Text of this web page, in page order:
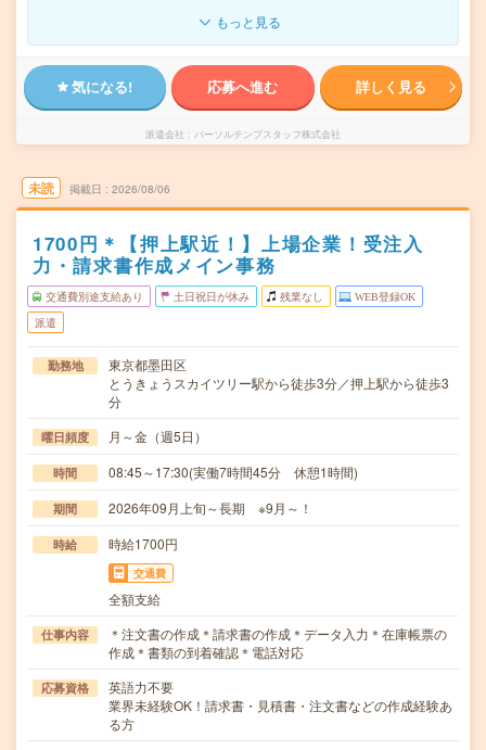
もっと見る
気になる! 応募へ進む 詳しく見る
派遣会社 パーソルテンプスタッフ株式会社
未読 掲載日 2026/08/06
1700円＊【押上駅近！】上場企業！受注入
力・請求書作成メイン事務
交通費別途支給あり 土日祝日が休み 残業なし WEB登録OK
派遣
勤務地
東京都墨田区
とうきょうスカイツリー駅から徒歩3分／押上駅から徒歩3
分
曜日頻度 月～金（週5日）
時間 08:45～17:30(実働7時間45分 休憩1時間)
期間 2026年09月上旬～長期 ※9月～！
時給 時給1700円
交通費
全額支給
仕事内容
＊注文書の作成＊請求書の作成＊データ入力＊在庫帳票の
作成＊書類の到着確認＊電話対応
応募資格
英語力不要
業界未経験OK！請求書・見積書・注文書などの作成経験あ
る方